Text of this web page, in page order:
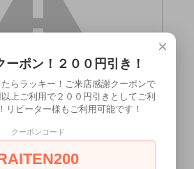
方には販売できません。
は18歳以上ですか？
×
ーポン！２００円引き！
らラッキー！ご来店感謝クーポンで
上ご利用で２００円引きとしてご利
リピーター様もご利用可能です！
クーポンコード